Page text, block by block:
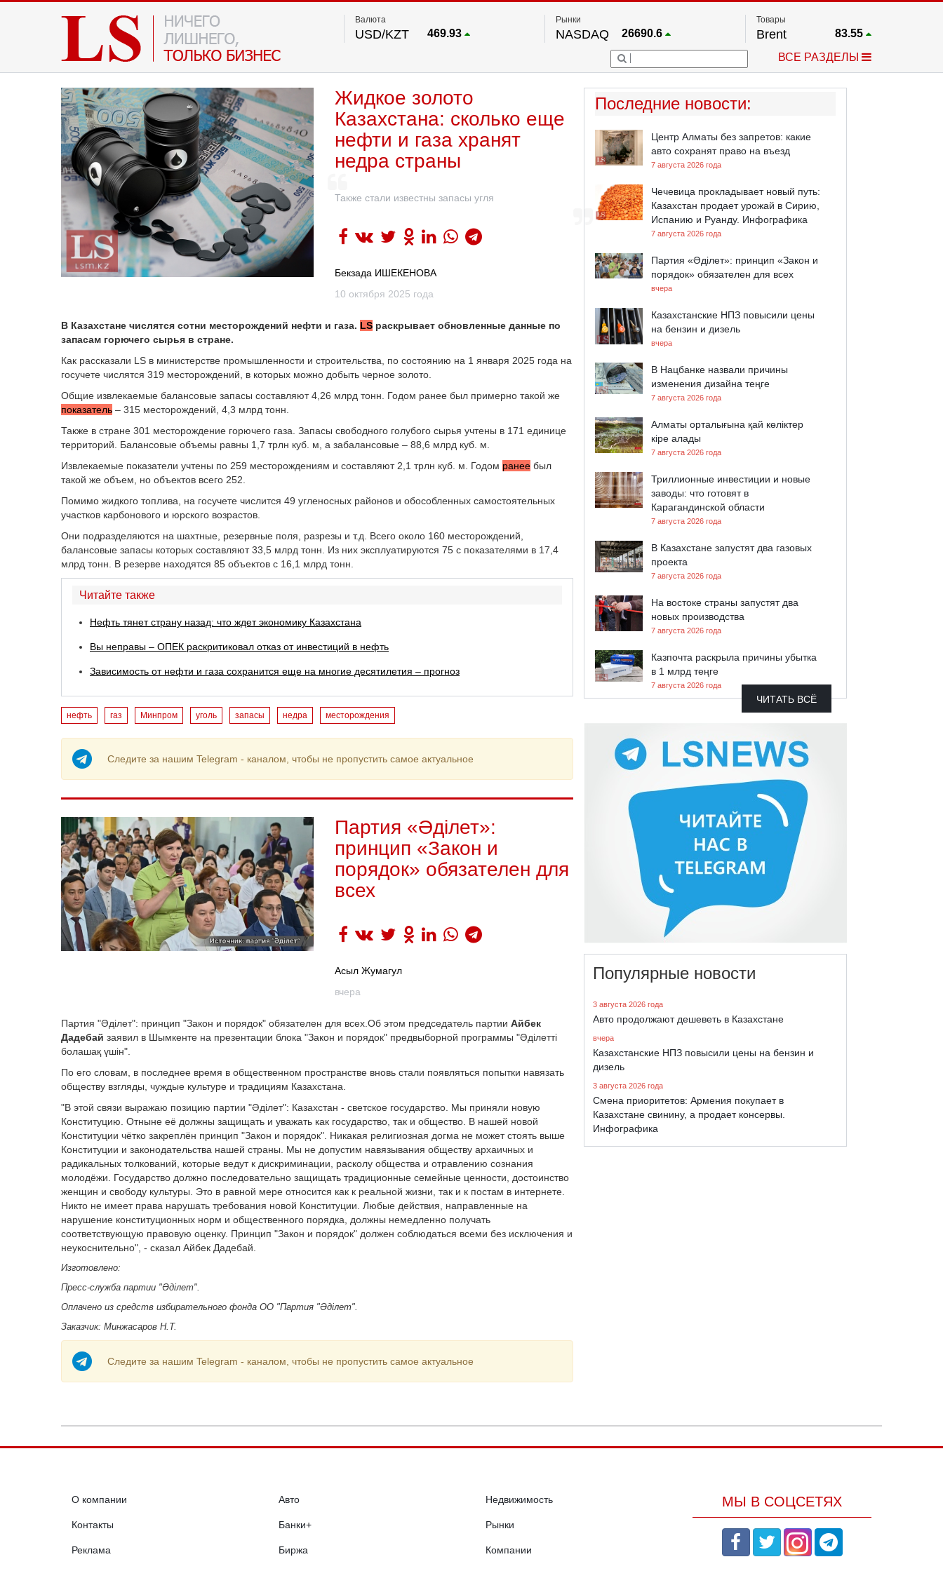
Валюта
USD/KZT 469.93
Рынки
NASDAQ 26690.6
FTSE 100 67.17
54036.9
S&P 500
NYSE 24595.2
Товары
Brent 83.55
Платина
2.662
ВСЕ РАЗДЕЛЫ
Жидкое золото
Казахстана: сколько еще
нефти и газа хранят
недра страны
Также стали известны запасы угля
Бекзада ИШЕКЕНОВА
10 октября 2025 года
В Казахстане числятся сотни месторождений нефти и газа. LS раскрывает обновленные данные по
запасам горючего сырья в стране.
Как рассказали LS в министерстве промышленности и строительства, по состоянию на 1 января 2025 года на
госучете числятся 319 месторождений, в которых можно добыть черное золото.
Общие извлекаемые балансовые запасы составляют 4,26 млрд тонн. Годом ранее был примерно такой же
показатель – 315 месторождений, 4,3 млрд тонн.
Также в стране 301 месторождение горючего газа. Запасы свободного голубого сырья учтены в 171 единице
территорий. Балансовые объемы равны 1,7 трлн куб. м, а забалансовые – 88,6 млрд куб. м.
Извлекаемые показатели учтены по 259 месторождениям и составляют 2,1 трлн куб. м. Годом ранее был
такой же объем, но объектов всего 252.
Помимо жидкого топлива, на госучете числится 49 угленосных районов и обособленных самостоятельных
участков карбонового и юрского возрастов.
Они подразделяются на шахтные, резервные поля, разрезы и т.д. Всего около 160 месторождений,
балансовые запасы которых составляют 33,5 млрд тонн. Из них эксплуатируются 75 с показателями в 17,4
млрд тонн. В резерве находятся 85 объектов с 16,1 млрд тонн.
Читайте также
Нефть тянет страну назад: что ждет экономику Казахстана
Вы неправы – ОПЕК раскритиковал отказ от инвестиций в нефть
Зависимость от нефти и газа сохранится еще на многие десятилетия – прогноз
нефть газ Минпром уголь запасы недра месторождения
Следите за нашим Telegram - каналом, чтобы не пропустить самое актуальное
Партия «Әділет»:
принцип «Закон и
порядок» обязателен для
всех
Асыл Жумагул
вчера
Партия "Әділет": принцип "Закон и порядок" обязателен для всех. Об этом председатель партии Айбек
Дадебай заявил в Шымкенте на презентации блока "Закон и порядок" предвыборной программы "Әділетті
болашақ үшін".
По его словам, в последнее время в общественном пространстве вновь стали появляться попытки навязать
обществу взгляды, чуждые культуре и традициям Казахстана.
"В этой связи выражаю позицию партии "Әділет": Казахстан - светское государство. Мы приняли новую
Конституцию. Отныне её должны защищать и уважать как государство, так и общество. В нашей новой
Конституции чётко закреплён принцип "Закон и порядок". Никакая религиозная догма не может стоять выше
Конституции и законодательства нашей страны. Мы не допустим навязывания обществу архаичных и
радикальных толкований, которые ведут к дискриминации, расколу общества и отравлению сознания
молодёжи. Государство должно последовательно защищать традиционные семейные ценности, достоинство
женщин и свободу культуры. Это в равной мере относится как к реальной жизни, так и к постам в интернете.
Никто не имеет права нарушать требования новой Конституции. Любые действия, направленные на
нарушение конституционных норм и общественного порядка, должны немедленно получать
соответствующую правовую оценку. Принцип "Закон и порядок" должен соблюдаться всеми без исключения и
неукоснительно", - сказал Айбек Дадебай.
Изготовлено:
Пресс-служба партии "Әділет".
Оплачено из средств избирательного фонда ОО "Партия "Әділет".
Заказчик: Минжасаров Н.Т.
Следите за нашим Telegram - каналом, чтобы не пропустить самое актуальное
Последние новости:
Центр Алматы без запретов: какие
авто сохранят право на въезд
7 августа 2026 года
Чечевица прокладывает новый путь:
Казахстан продает урожай в Сирию,
Испанию и Руанду. Инфографика
7 августа 2026 года
Партия «Әділет»: принцип «Закон и
порядок» обязателен для всех
вчера
Казахстанские НПЗ повысили цены
на бензин и дизель
вчера
В Нацбанке назвали причины
изменения дизайна теңге
7 августа 2026 года
Алматы орталығына қай көліктер
кіре алады
7 августа 2026 года
Триллионные инвестиции и новые
заводы: что готовят в
Карагандинской области
7 августа 2026 года
В Казахстане запустят два газовых
проекта
7 августа 2026 года
На востоке страны запустят два
новых производства
7 августа 2026 года
Казпочта раскрыла причины убытка
в 1 млрд теңге
7 августа 2026 года
ЧИТАТЬ ВСЁ
Популярные новости
3 августа 2026 года
Авто продолжают дешеветь в Казахстане
вчера
Казахстанские НПЗ повысили цены на бензин и
дизель
3 августа 2026 года
Смена приоритетов: Армения покупает в
Казахстане свинину, а продает консервы.
Инфографика
О компании
Контакты
Реклама
Авто
Банки+
Биржа
Недвижимость
Рынки
Компании
МЫ В СОЦСЕТЯХ